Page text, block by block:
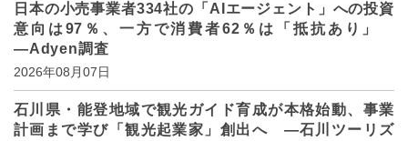
日本の小売事業者334社の「AIエージェント」への投資
意向は97％、一方で消費者62％は「抵抗あり」
―Adyen調査
2026年08月07日
石川県・能登地域で観光ガイド育成が本格始動、事業
計画まで学び「観光起業家」創出へ ―石川ツーリズ